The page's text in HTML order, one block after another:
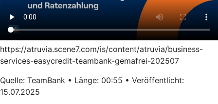
https://atruvia.scene7.com/is/content/atruvia/business-
services-easycredit-teambank-gemafrei-202507
Quelle: TeamBank • Länge: 00:55 • Veröffentlicht:
15.07.2025